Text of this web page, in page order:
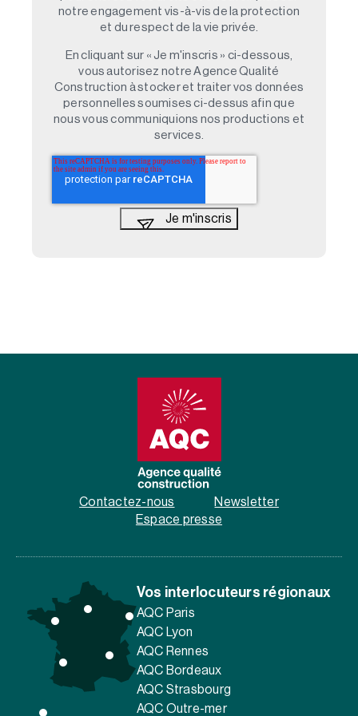
notre engagement vis-à-vis de la protection
et du respect de la vie privée.
En cliquant sur « Je m'inscris » ci-dessous,
vous autorisez notre Agence Qualité
Construction à stocker et traiter vos données
personnelles soumises ci-dessus afin que
nous vous communiquions nos productions et
services.
Contactez-nous
Newsletter
Espace presse
Vos interlocuteurs régionaux
AQC Paris
AQC Lyon
AQC Rennes
AQC Bordeaux
AQC Strasbourg
AQC Outre-mer